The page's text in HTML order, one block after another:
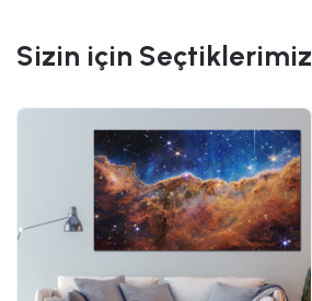
Sizin için Seçtiklerimiz